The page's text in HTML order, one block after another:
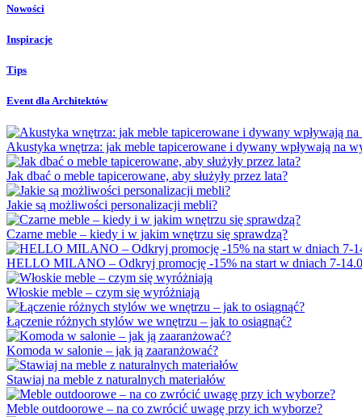
Nowości
Inspiracje
Tips
Event dla Architektów
Akustyka wnętrza: jak meble tapicerowane i dywany wpływają na
Jak dbać o meble tapicerowane, aby służyły przez lata?
Jakie są możliwości personalizacji mebli?
Czarne meble – kiedy i w jakim wnętrzu się sprawdzą?
HELLO MILANO – Odkryj promocję -15% na start w dniach 7-
Włoskie meble – czym się wyróżniają
Łączenie różnych stylów we wnętrzu – jak to osiągnąć?
Komoda w salonie – jak ją zaaranżować?
Stawiaj na meble z naturalnych materiałów
Meble outdoorowe – na co zwrócić uwagę przy ich wyborze?